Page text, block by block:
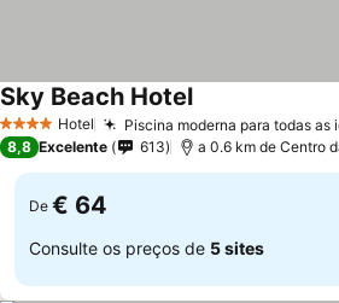
4 EstrelasHotel Piscina moderna para todas as
Sky Beach Hotel
8,8 Excelente 613 a 0.6 km de Centro
De € 64
Consulte os preços de 5 sites